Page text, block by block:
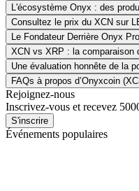
L'écosystème Onyx : des
Consultez le prix du XCN sur
Le Fondateur Derrière Onyx
XCN vs XRP : la comparaison
Une évaluation honnête de la
FAQs à propos d’Onyxcoin
Rejoignez-nous
Inscrivez-vous et recevez
S'inscrire
Événements populaires